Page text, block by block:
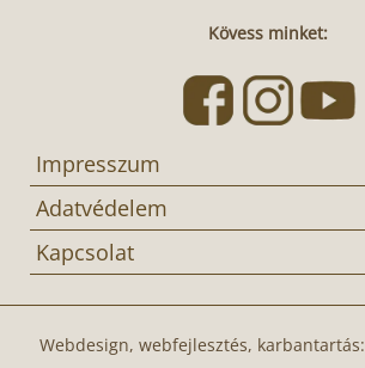
Kövess minket:
Impresszum
Adatvédelem
Kapcsolat
Webdesign, webfejlesztés, karbantartás: